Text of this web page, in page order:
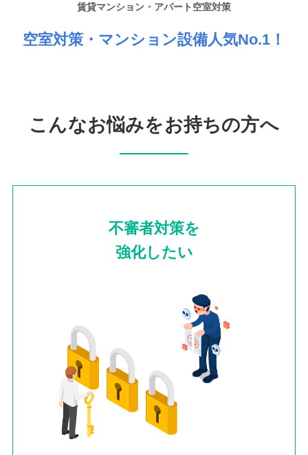
賃貸マンション・アパート空室対策
空室対策・マンション設備人気No.1！
こんなお悩みをお持ちの方へ
不審者対策を
強化したい